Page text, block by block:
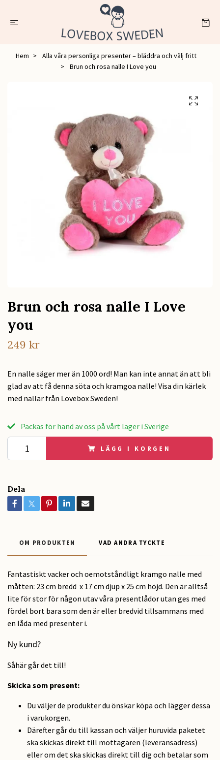
Hem
Alla våra personliga presenter – bläddra och välj fritt
Brun och rosa nalle I Love you
Brun och rosa nalle I Love
you
249 kr
En nalle säger mer än 1000 ord! Man kan inte annat än att bli
glad av att få denna söta och kramgoa nalle! Visa din kärlek
med nallar från Lovebox Sweden!
Packas för hand av oss på vårt lager i Sverige
LÄGG I KORGEN
Dela
OM PRODUKTEN VAD ANDRA TYCKTE
Fantastiskt vacker och oemotståndligt kramgo nalle med
måtten: 23 cm bredd x 17 cm djup x 25 cm höjd. Den är alltså
lite för stor för någon utav våra presentlådor utan ges med
fördel bort bara som den är eller bredvid tillsammans med
en låda med presenter i.
Ny kund?
Såhär går det till!
Skicka som present:
Du väljer de produkter du önskar köpa och lägger dessa
i varukorgen.
Därefter går du till kassan och väljer huruvida paketet
ska skickas direkt till mottagaren (leveransadress)
eller om det ska skickas direkt till dig och betalar som